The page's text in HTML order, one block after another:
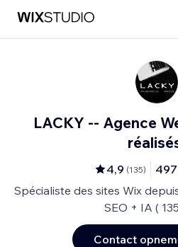
LACKY -- Agence
4,9 (135) 497
Spécialiste des sites Wix
SEO + IA (
Contact